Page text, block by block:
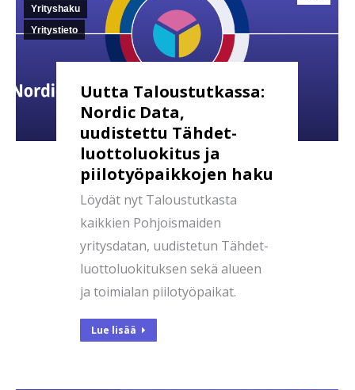
Yrityshaku
Yritystieto
Uutta Taloustutkassa:
Nordic Data,
uudistettu Tähdet-
luottoluokitus ja
piilotyöpaikkojen haku
Löydät nyt Taloustutkasta
kaikkien Pohjoismaiden
yritysdatan, uudistetun Tähdet-
luottoluokituksen sekä alueen
ja toimialan piilotyöpaikat.
Lue lisää